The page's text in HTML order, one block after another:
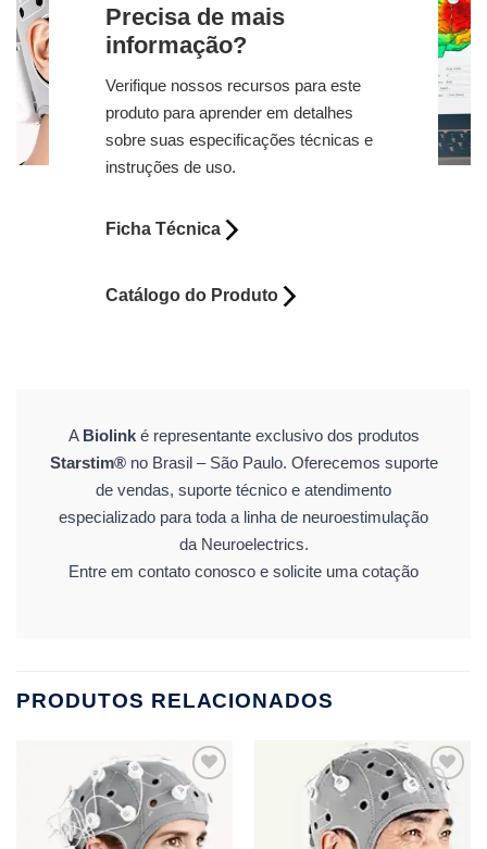
Precisa de mais
informação?
Verifique nossos recursos para este
produto para aprender em detalhes
sobre suas especificações técnicas e
instruções de uso.
Ficha Técnica
Catálogo do Produto
A Biolink é representante exclusivo dos produtos
Starstim®no Brasil – São Paulo. Oferecemos suporte
de vendas, suporte técnico e atendimento
especializado para toda a linha de neuroestimulação
da Neuroelectrics.
Entre em contato conosco e solicite uma cotação
PRODUTOS RELACIONADOS
Adicionar
aos
meus
desejos
Adicionar
aos
meus
desejos